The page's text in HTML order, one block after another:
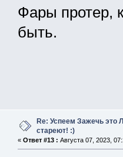
Фары протер,
быть.
Re: Успеем Зажечь это
стареют! :)
« Ответ #13 : Августа 07, 2023,